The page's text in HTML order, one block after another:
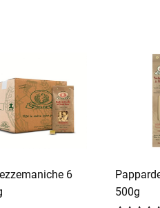
6
500g
prodotto
possono
essere